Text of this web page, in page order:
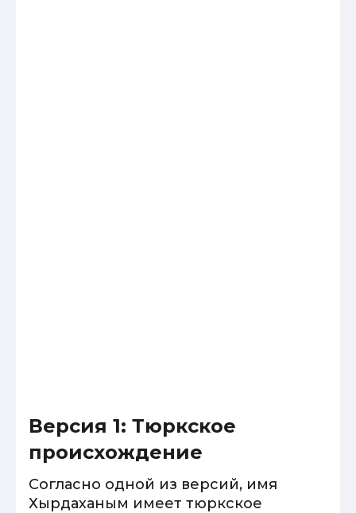
Версия 1: Тюркское
происхождение
Согласно одной из версий, имя
Хырдаханым имеет тюркское